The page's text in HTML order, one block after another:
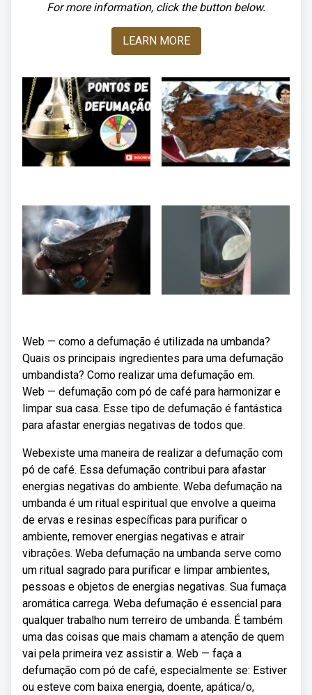
For more information, click the button below.
LEARN MORE
Web — como a defumação é utilizada na umbanda?
Quais os principais ingredientes para uma defumação
umbandista? Como realizar uma defumação em.
Web — defumação com pó de café para harmonizar e
limpar sua casa. Esse tipo de defumação é fantástica
para afastar energias negativas de todos que.
Webexiste uma maneira de realizar a defumação com
pó de café. Essa defumação contribui para afastar
energias negativas do ambiente. Weba defumação na
umbanda é um ritual espiritual que envolve a queima
de ervas e resinas específicas para purificar o
ambiente, remover energias negativas e atrair
vibrações. Weba defumação na umbanda serve como
um ritual sagrado para purificar e limpar ambientes,
pessoas e objetos de energias negativas. Sua fumaça
aromática carrega. Weba defumação é essencial para
qualquer trabalho num terreiro de umbanda. É também
uma das coisas que mais chamam a atenção de quem
vai pela primeira vez assistir a. Web — faça a
defumação com pó de café, especialmente se: Estiver
ou esteve com baixa energia, doente, apática/o,